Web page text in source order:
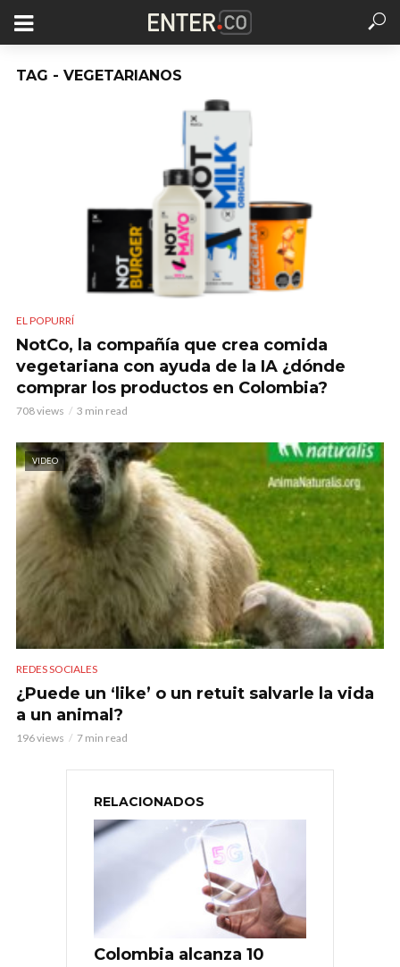
TAG - VEGETARIANOS
EL POPURRÍ
NotCo, la compañía que crea comida
vegetariana con ayuda de la IA ¿dónde
comprar los productos en Colombia?
708 views 3 min read
VIDEO
REDES SOCIALES
¿Puede un ‘like’ o un retuit salvarle la vida
a un animal?
196 views 7 min read
RELACIONADOS
Colombia alcanza 10